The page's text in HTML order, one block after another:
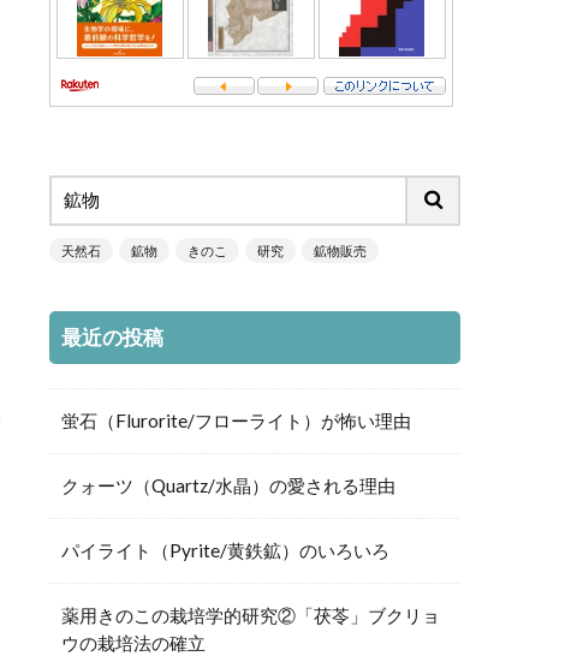
天然石 鉱物 きのこ 研究 鉱物販売
最近の投稿
蛍石（Flurorite/フローライト）が怖い理由
クォーツ（Quartz/水晶）の愛される理由
パイライト（Pyrite/黄鉄鉱）のいろいろ
薬用きのこの栽培学的研究②「茯苓」ブクリョ
ウの栽培法の確立